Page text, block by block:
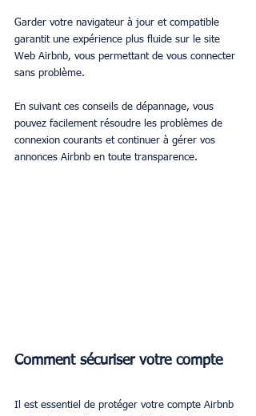
Garder votre navigateur à jour et compatible
garantit une expérience plus fluide sur le site
Web Airbnb, vous permettant de vous connecter
sans problème.
En suivant ces conseils de dépannage, vous
pouvez facilement résoudre les problèmes de
connexion courants et continuer à gérer vos
annonces Airbnb en toute transparence.
Comment sécuriser votre compte
Il est essentiel de protéger votre compte Airbnb